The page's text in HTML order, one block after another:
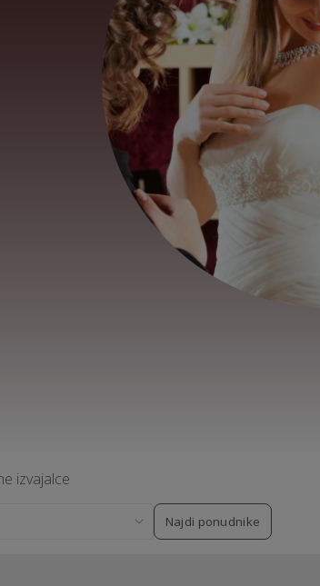
izvajalce
Najdi ponudnike